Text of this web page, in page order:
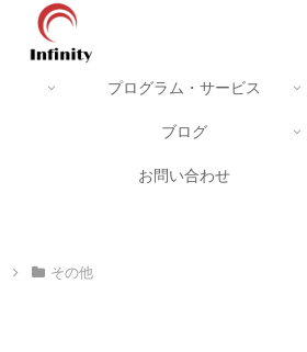
プログラム・サービス
ブログ
お問い合わせ
その他